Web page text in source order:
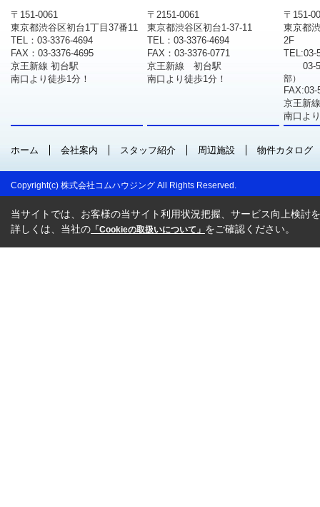
〒151-0061
東京都渋谷区初台1丁目37番11
TEL：03-3376-4694
FAX：03-3376-4695
京王新線 初台駅
南口より徒歩1分！
〒2151-0061
東京都渋谷区初台1-37-11
TEL：03-3376-4694
FAX：03-3376-0771
京王新線 初台駅
南口より徒歩1分！
〒151-
東京都
2F
TEL:03-
03-
部）
FAX:03-
京王新
南口よ
ホーム 会社案内 スタッフ紹介 周辺施設 物件カタログ
Copyright(c) 株式会社コムハウジング All Rights Reserved.
当サイトでは、お客様の当サイト利用状況把握、サービス向上検討
詳しくは、当社の 「Cookieの取扱いについて」 をご確認ください。